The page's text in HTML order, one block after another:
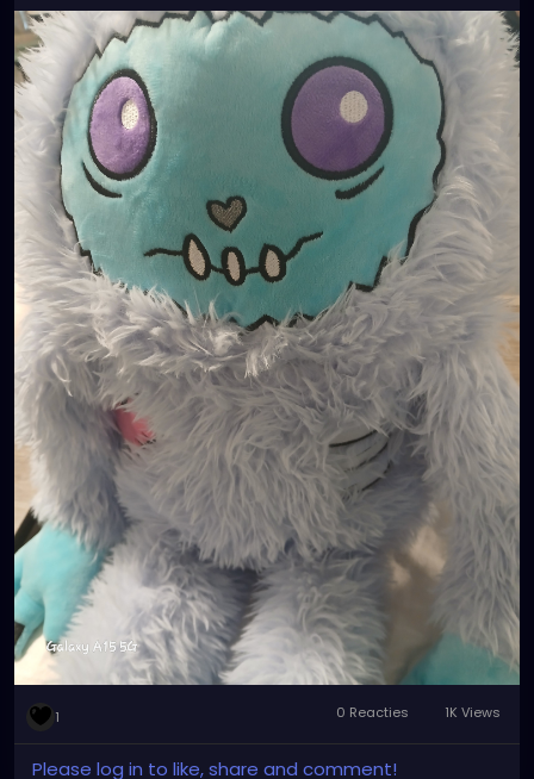
1 0 Reacties 1K Views
Please log in to like, share and comment!